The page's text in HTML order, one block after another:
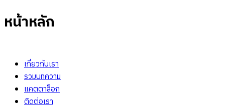
หน้าหลัก
เกี่ยวกับเรา
รวมบทความ
แคตตาล็อก
ติดต่อเรา